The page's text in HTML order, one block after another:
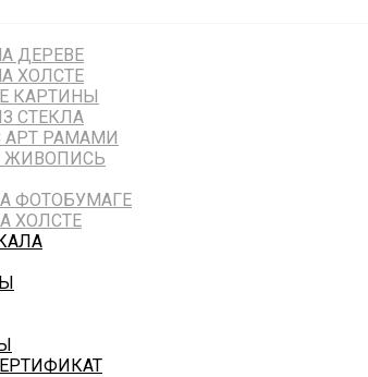
ДЕРЕВЕ
ХОЛСТЕ
КАРТИНЫ
СТЕКЛА
АРТ РАМАМИ
ЖИВОПИСЬ
ФОТОБУМАГЕ
ХОЛСТЕ